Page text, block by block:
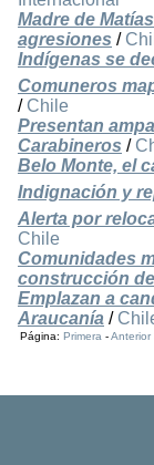
Madre de
agresiones /
Indígenas se
Comuneros
/ Chile
Presentan
Carabineros /
Belo Monte, el
Indignación y
Alerta por
Chile
Comunidades
construcción
Emplazan a
Araucanía /
Página:Primera -Anterior